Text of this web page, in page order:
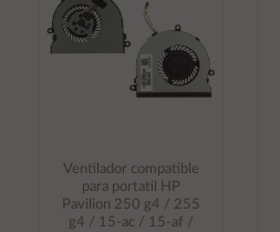
Ventilador compatible
para portatil HP
Pavilion 250 g4 / 255
g4 / 15-ac / 15-af /